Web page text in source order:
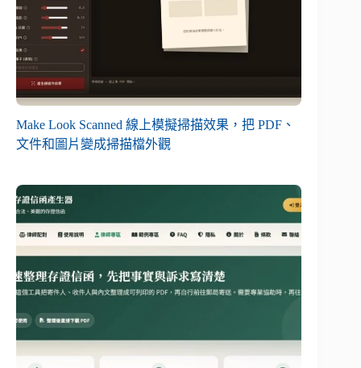
Make Look Scanned 線上模擬掃描效果，把 PDF、
文件和圖片變成掃描檔外觀